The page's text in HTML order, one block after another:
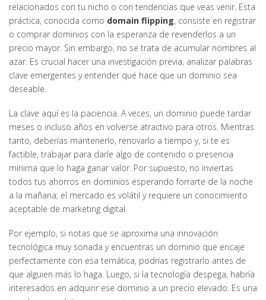
relacionados con tu nicho o con tendencias que veas venir. Esta
práctica, conocida como domain flipping, consiste en registrar
o comprar dominios con la esperanza de revenderlos a un
precio mayor. Sin embargo, no se trata de acumular nombres al
azar. Es crucial hacer una investigación previa, analizar palabras
clave emergentes y entender qué hace que un dominio sea
deseable.
La clave aquí es la paciencia. A veces, un dominio puede tardar
meses o incluso años en volverse atractivo para otros. Mientras
tanto, deberías mantenerlo, renovarlo a tiempo y, si te es
factible, trabajar para darle algo de contenido o presencia
mínima que lo haga ganar valor. Por supuesto, no inviertas
todos tus ahorros en dominios esperando forrarte de la noche
a la mañana; el mercado es volátil y requiere un conocimiento
aceptable de marketing digital.
Por ejemplo, si notas que se aproxima una innovación
tecnológica muy sonada y encuentras un dominio que encaje
perfectamente con esa temática, podrías registrarlo antes de
que alguien más lo haga. Luego, si la tecnología despega, habría
interesados en adquirir ese dominio a un precio elevado. Es una